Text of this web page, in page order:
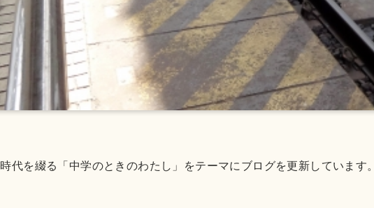
代を綴る「中学のときのわたし」をテーマにブログを更新しています。